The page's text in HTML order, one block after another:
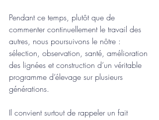
Pendant ce temps, plutôt que de
commenter continuellement le travail des
autres, nous poursuivons le nôtre :
sélection, observation, santé, amélioration
des lignées et construction d’un véritable
programme d’élevage sur plusieurs
générations.
Il convient surtout de rappeler un fait